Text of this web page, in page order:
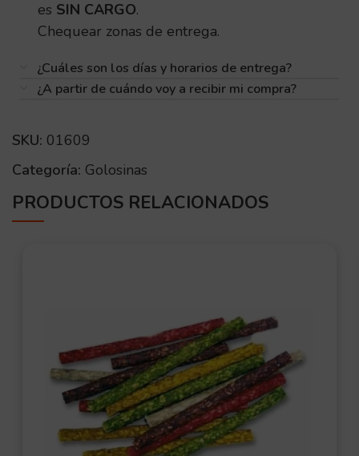
es SIN CARGO.
Chequear zonas de entrega.
¿Cuáles son los días y horarios de entrega?
¿A partir de cuándo voy a recibir mi compra?
SKU: 01609
Categoría: Golosinas
PRODUCTOS RELACIONADOS